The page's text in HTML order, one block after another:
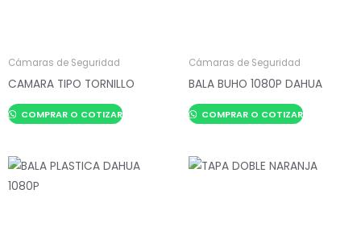
Cámaras de Seguridad
CAMARA TIPO TORNILLO
COMPRAR O COTIZAR
Cámaras de Seguridad
BALA BUHO 1080P DAHUA
COMPRAR O COTIZAR